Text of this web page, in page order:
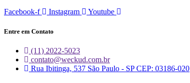
Facebook-f
Instagram Youtube
Entre em Contato
(11) 2022-5023
contato@weckud.com.br
Rua Ibitinga, 537 São Paulo - SP CEP: 03186-020